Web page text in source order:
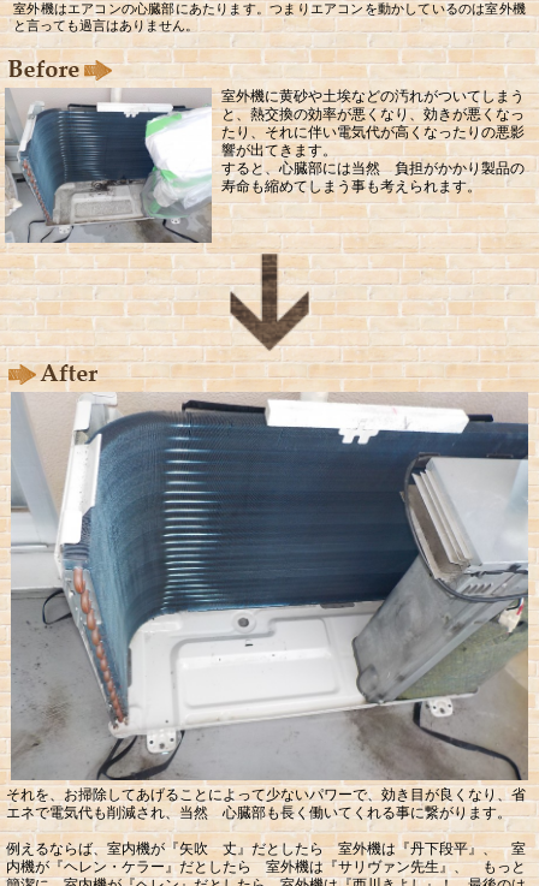
室外機はエアコンの心臓部にあたります。つまりエアコンを動かしているのは室外機
と言っても過言はありません。
室外機に黄砂や土埃などの汚れがついてしまう
と、熱交換の効率が悪くなり、効きが悪くなっ
たり、それに伴い電気代が高くなったりの悪影
響が出てきます。
すると、心臓部には当然 負担がかかり製品の
寿命も縮めてしまう事も考えられます。
それを、お掃除してあげることによって少ないパワーで、効き目が良くなり、省
エネで電気代も削減され、当然 心臓部も長く働いてくれる事に繋がります。
例えるならば、室内機が『矢吹 丈』だとしたら 室外機は『丹下段平』、 室
内機が『ヘレン・ケラー』だとしたら 室外機は『サリヴァン先生』、 もっと